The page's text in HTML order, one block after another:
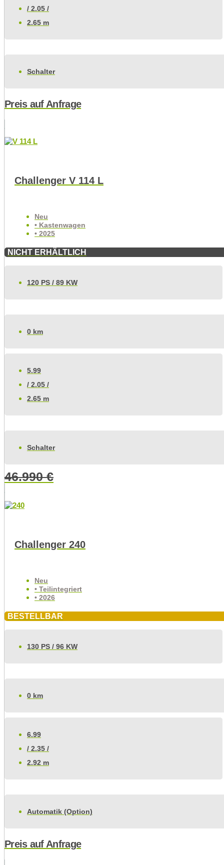
/ 2.05 /
2.65 m
Schalter
Preis auf Anfrage
Challenger V 114 L
Neu
• Kastenwagen
• 2025
NICHT ERHÄLTLICH
120 PS / 89 KW
0 km
5.99
/ 2.05 /
2.65 m
Schalter
46.990€
Challenger 240
Neu
• Teilintegriert
• 2026
BESTELLBAR
130 PS / 96 KW
0 km
6.99
/ 2.35 /
2.92 m
Automatik (Option)
Preis auf Anfrage